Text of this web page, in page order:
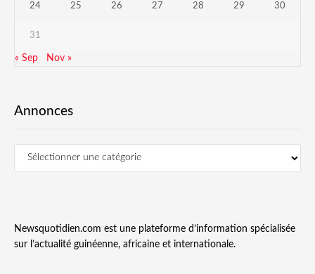
24 25 26 27 28 29 30
31
« Sep Nov »
Annonces
Newsquotidien.com est une plateforme d’information spécialisée
sur l’actualité guinéenne, africaine et internationale.